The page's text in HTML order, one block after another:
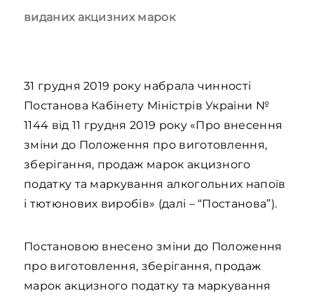
виданих акцизних марок
31 грудня 2019 року набрала чинності
Постанова Кабінету Міністрів України №
1144 від 11 грудня 2019 року «Про внесення
зміни до Положення про виготовлення,
зберігання, продаж марок акцизного
податку та маркування алкогольних напоїв
і тютюнових виробів» (далі – “Постанова”).
Постановою внесено зміни до Положення
про виготовлення, зберігання, продаж
марок акцизного податку та маркування